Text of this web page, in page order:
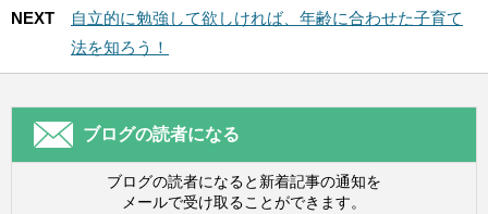
NEXT
自立的に勉強して欲しければ、年齢に合わせた子育て
法を知ろう！
ブログの読者になる
ブログの読者になると新着記事の通知を
メールで受け取ることができます。